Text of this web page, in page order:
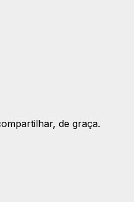
de graça.